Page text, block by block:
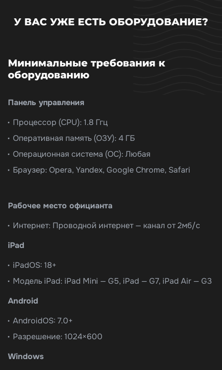
У ВАС УЖЕ ЕСТЬ ОБОРУДОВАНИЕ?
Минимальные требования к
оборудованию
Панель управления
Процессор (CPU): 1.8 Ггц
Оперативная память (ОЗУ): 4 ГБ
Операционная система (ОС): Любая
Браузер: Opera, Yandex, Google Chrome, Safari
Рабочее место официанта
Интернет: Проводной интернет — канал от 2мб/с
iPad
iPadOS: 18+
Модель iPad: iPad Mini — G5, iPad — G7, iPad Air — G3
Android
AndroidOS: 7.0+
Разрешение: 1024×600
Windows